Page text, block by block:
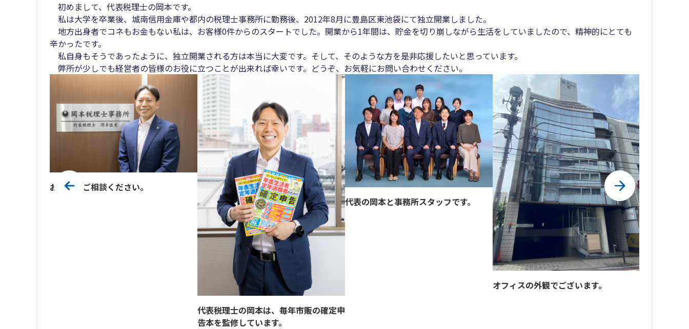
初めまして、代表税理士の岡本です。
私は大学を卒業後、城南信用金庫や都内の税理士事務所に勤務後、2012年8月に豊島区東池袋にて独立開業しました。
地方出身者でコネもお金もない私は、お客様0件からのスタートでした。開業から1年間は、貯金を切り崩しながら生活をしていましたので、精神的にとても
辛かったです。
私自身もそうであったように、独立開業される方は本当に大変です。そして、そのような方を是非応援したいと思っています。
弊所が少しでも経営者の皆様のお役に立つことが出来れば幸いです。どうぞ、お気軽にお問い合わせください。
お気軽にご相談ください。
代表税理士の岡本は、毎年市販の確定申
告本を監修しています。
代表の岡本と事務所スタッフです。
オフィスの外観でございます。